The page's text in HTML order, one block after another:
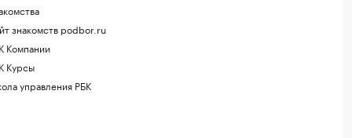
знакомств podbor.ru
Компании
Курсы
управления РБК